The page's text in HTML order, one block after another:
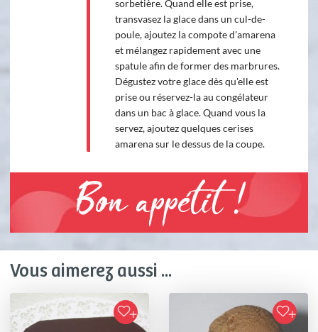
sorbetière. Quand elle est prise,
transvasez la glace dans un cul-de-
poule, ajoutez la compote d'amarena
et mélangez rapidement avec une
spatule afin de former des marbrures.
Dégustez votre glace dès qu'elle est
prise ou réservez-la au congélateur
dans un bac à glace. Quand vous la
servez, ajoutez quelques cerises
amarena sur le dessus de la coupe.
Bon appétit !
Vous aimerez aussi ...